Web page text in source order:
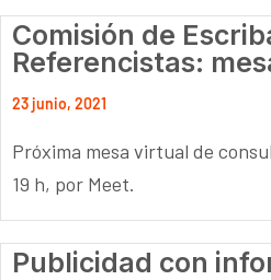
Comisión de
Referencistas:
23 junio, 2021
Próxima mesa virtual de
19 h, por Meet.
Publicidad con